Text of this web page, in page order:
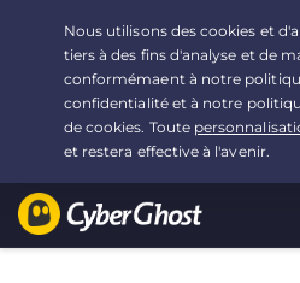
Vous avez opté pour :L'offre la
2.1666666666667 ans